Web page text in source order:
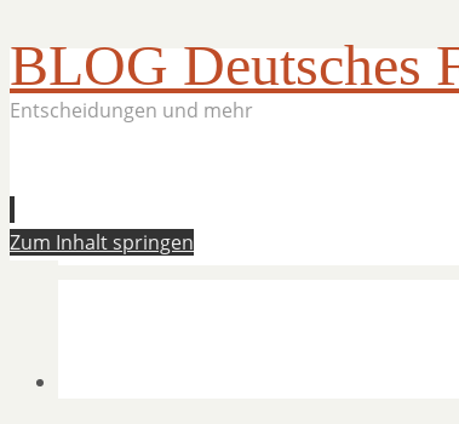
BLOG Deutsches
Entscheidungen und mehr
Zum Inhalt springen